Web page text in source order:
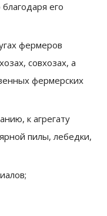
его
фермеров
совхозах, а
фермерских
к агрегату
пилы, лебедки,